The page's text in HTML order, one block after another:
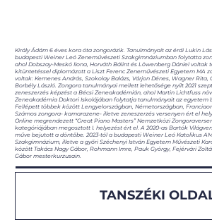
Király Ádám 6 éves kora óta zongorázik. Tanulmányait az érdi Lukin
budapesti Weiner Leó Zeneművészeti Szakgimnáziumban folytatta
ahol Dobszay-Meskó Ilona, Horváth Bálint és Löwenberg Dániel voltak
kitüntetéssel diplomázott a Liszt Ferenc Zeneművészeti Egyetem MA
voltak: Kemenes András, Szokolay Balázs, Várjon Dénes, Wagner Rita,
Borbély László. Zongora tanulmányai mellett lehetősége nyílt 2021
zeneszerzés képzést a Bécsi Zeneakadémián, ahol Martin Lichtfuss
Zeneakadémia Doktori Iskolájában folytatja tanulmányait az egyetem
Fellépett többek között Lengyelországban, Németországban,
Számos zongora- kamarazene- illetve zeneszerzés versenyen ért el
Online megrendezett “Great Piano Masters” Nemzetközi
kategóriájában megosztott I. helyezést ért el. A 2020-as Bartók
műve bejutott a döntőbe. 2023-tól a budapesti Weiner Leó Katolikus
Szakgimnázium, illetve a győri Széchenyi István Egyetem Művészeti
között Takács Nagy Gábor, Rohmann Imre, Pauk György, Fejérvári
Gábor mesterkurzusain.
TANSZÉKI